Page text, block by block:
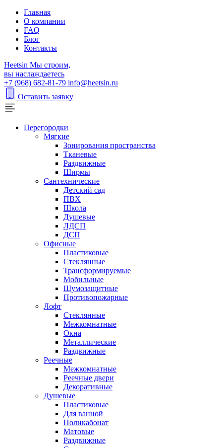
Главная
О компании
FAQ
Блог
Контакты
Heetsin Мы строим,
вы наслаждаетесь
+7 (968) 682-81-79 info@heetsin.ru
Оставить заявку
Перегородки
Мягкие
Зонирования пространства
Тканевые
Раздвижные
Ширмы
Сантехнические
Детский сад
ПВХ
Школа
Душевые
ЛДСП
ДСП
Офисные
Пластиковые
Стеклянные
Трансформируемые
Мобильные
Шумозащитные
Противопожарные
Лофт
Стеклянные
Межкомнатные
Окна
Металлические
Раздвижные
Реечные
Межкомнатные
Реечные двери
Декоративные
Душевые
Пластиковые
Для ванной
Поликабонат
Матовые
Раздвижные